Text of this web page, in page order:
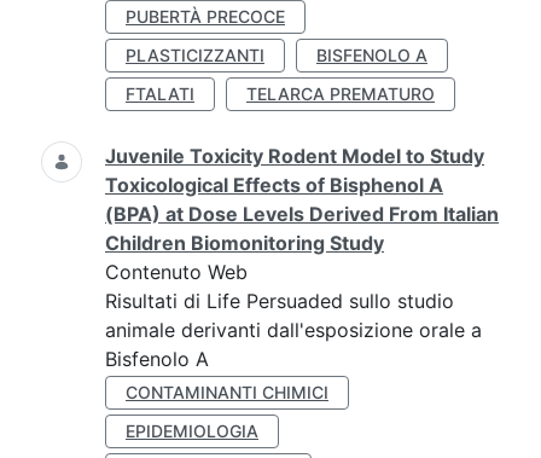
PUBERTÀ PRECOCE
PLASTICIZZANTI
BISFENOLO A
FTALATI
TELARCA PREMATURO
Juvenile Toxicity Rodent Model to Study
Toxicological Effects of Bisphenol A
(BPA) at Dose Levels Derived From Italian
Children Biomonitoring Study
Contenuto Web
Risultati di Life Persuaded sullo studio
animale derivanti dall'esposizione orale a
Bisfenolo A
CONTAMINANTI CHIMICI
EPIDEMIOLOGIA